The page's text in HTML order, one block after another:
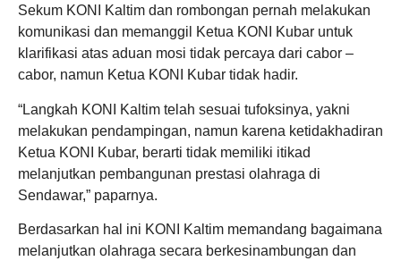
Sekum KONI Kaltim dan rombongan pernah melakukan
komunikasi dan memanggil Ketua KONI Kubar untuk
klarifikasi atas aduan mosi tidak percaya dari cabor –
cabor, namun Ketua KONI Kubar tidak hadir.
“Langkah KONI Kaltim telah sesuai tufoksinya, yakni
melakukan pendampingan, namun karena ketidakhadiran
Ketua KONI Kubar, berarti tidak memiliki itikad
melanjutkan pembangunan prestasi olahraga di
Sendawar,” paparnya.
Berdasarkan hal ini KONI Kaltim memandang bagaimana
melanjutkan olahraga secara berkesinambungan dan